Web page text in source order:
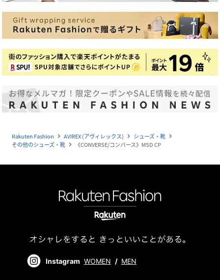
Rakuten Fashion navigate_next AVIREX (アヴィレックス) navigate_next シューズ・靴 navigate_next
その他のシューズ・靴 navigate_next 《CONVERSE/コンバース》MSD CP
Instagram WOMEN / MEN